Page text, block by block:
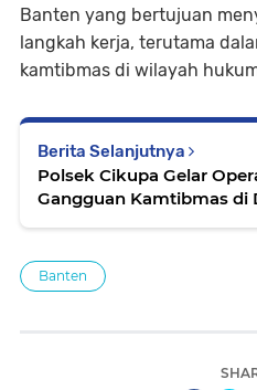
Banten yang bertujuan
langkah kerja, terutama
kamtibmas di wilayah
Berita Selanjutnya
Polsek Cikupa Gelar
Gangguan Kamtibmas di
Banten